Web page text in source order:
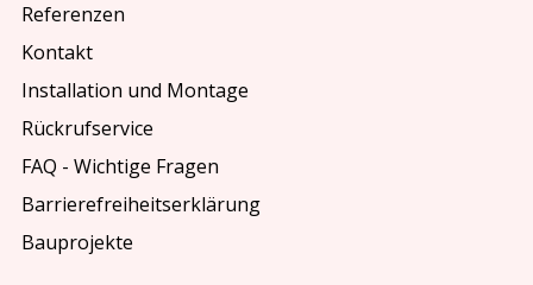
Referenzen
Kontakt
Installation und Montage
Rückrufservice
FAQ - Wichtige Fragen
Barrierefreiheitserklärung
Bauprojekte